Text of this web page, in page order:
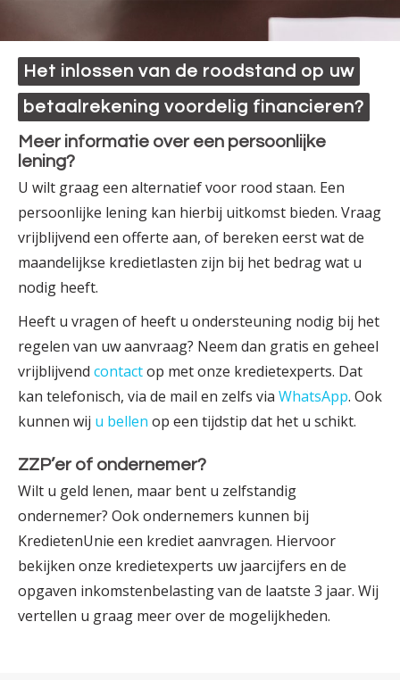
Het inlossen van de roodstand op uw
betaal­rekening voordelig financieren?
Meer informatie over een persoonlijke
lening?
U wilt graag een alternatief voor rood staan. Een
persoonlijke lening kan hierbij uitkomst bieden. Vraag
vrijblijvend een offerte aan, of bereken eerst wat de
maandelijkse krediet­lasten zijn bij het bedrag wat u
nodig heeft.
Heeft u vragen of heeft u ondersteuning nodig bij het
regelen van uw aanvraag? Neem dan gratis en geheel
vrijblijvend contactop met onze krediet­experts. Dat
kan telefonisch, via de mail en zelfs via WhatsApp. Ook
kunnen wij u bellen op een tijdstip dat het u schikt.
ZZP’er of ondernemer?
Wilt u geld lenen, maar bent u zelfstandig
ondernemer? Ook ondernemers kunnen bij
KredietenUnie een krediet aanvragen. Hiervoor
bekijken onze krediet­experts uw jaar­­cijfers en de
opgaven inkomsten­­belasting van de laatste 3 jaar. Wij
vertellen u graag meer over de mogelijkheden.